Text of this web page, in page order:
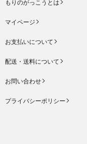
もりのがっこうとは
マイページ
お支払いについて
配送・送料について
お問い合わせ
プライバシーポリシー